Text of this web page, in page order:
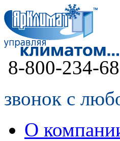
8-800-234-
звонок с
О